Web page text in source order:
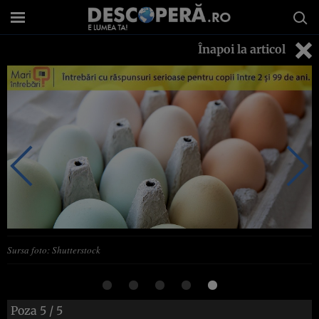
Înapoi la articol
Sursa foto: Shutterstock
Poza 5 / 5